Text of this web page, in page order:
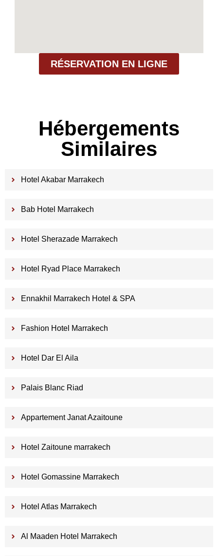
RÉSERVATION EN LIGNE
Hébergements
Similaires
Hotel Akabar Marrakech
Bab Hotel Marrakech
Hotel Sherazade Marrakech
Hotel Ryad Place Marrakech
Ennakhil Marrakech Hotel & SPA
Fashion Hotel Marrakech
Hotel Dar El Aila
Palais Blanc Riad
Appartement Janat Azaitoune
Hotel Zaitoune marrakech
Hotel Gomassine Marrakech
Hotel Atlas Marrakech
Al Maaden Hotel Marrakech